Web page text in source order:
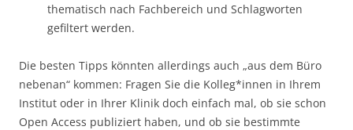
thematisch nach Fachbereich und Schlagworten
gefiltert werden.
Die besten Tipps könnten allerdings auch „aus dem Büro
nebenan“ kommen: Fragen Sie die Kolleg*innen in Ihrem
Institut oder in Ihrer Klinik doch einfach mal, ob sie schon
Open Access publiziert haben, und ob sie bestimmte